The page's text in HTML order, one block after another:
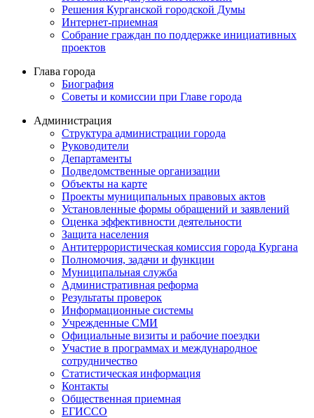
Решения Курганской городской Думы
Интернет-приемная
Собрание граждан по поддержке инициативных
проектов
Глава города
Биография
Советы и комиссии при Главе города
Администрация
Структура администрации города
Руководители
Департаменты
Подведомственные организации
Объекты на карте
Проекты муниципальных правовых актов
Установленные формы обращений и заявлений
Оценка эффективности деятельности
Защита населения
Антитеррористическая комиссия города Кургана
Полномочия, задачи и функции
Муниципальная служба
Административная реформа
Результаты проверок
Информационные системы
Учрежденные СМИ
Официальные визиты и рабочие поездки
Участие в программах и международное
сотрудничество
Статистическая информация
Контакты
Общественная приемная
ЕГИССО